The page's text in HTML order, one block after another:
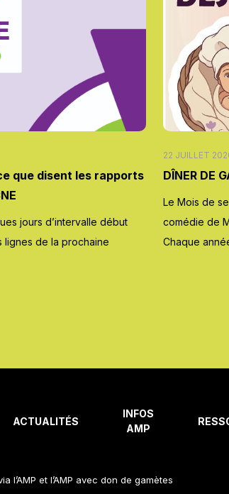
que disent les rapports
jours d’intervalle début
lignes de la prochaine
22 JUILLET
DÎNER DE
Le Mois de
comédie de
Chaque
ACTUALITÉS
INFOS
AMP
et l’AMP avec don de gamètes